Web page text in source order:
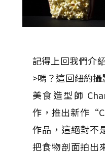
記得上回我們介
>嗎？這回紐約
美食造型師
作，推出新作
作品，這絕對不
把食物剖面拍出